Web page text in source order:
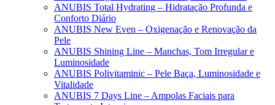
ANUBIS Total Hydrating – Hidratação Profunda e
Conforto Diário
ANUBIS New Even – Oxigenação e Renovação da
Pele
ANUBIS Shining Line – Manchas, Tom Irregular e
Luminosidade
ANUBIS Polivitaminic – Pele Baça, Luminosidade e
Vitalidade
ANUBIS 7 Days Line – Ampolas Faciais para